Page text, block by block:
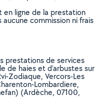
en ligne de la prestation
commission ni frais
prestations de services
de haies et d'arbustes sur
Zodiaque, Vercors-Les
Lombardiere,
(Ardèche, 07100,